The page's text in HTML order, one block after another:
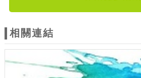
相關連結